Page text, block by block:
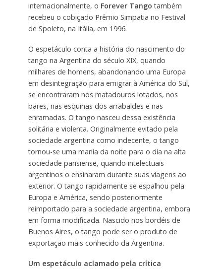
internacionalmente, o Forever Tango também
recebeu o cobiçado Prêmio Simpatia no Festival
de Spoleto, na Itália, em 1996.
O espetáculo conta a história do nascimento do
tango na Argentina do século XIX, quando
milhares de homens, abandonando uma Europa
em desintegração para emigrar à América do Sul,
se encontraram nos matadouros lotados, nos
bares, nas esquinas dos arrabaldes e nas
enramadas. O tango nasceu dessa existência
solitária e violenta. Originalmente evitado pela
sociedade argentina como indecente, o tango
tornou-se uma mania da noite para o dia na alta
sociedade parisiense, quando intelectuais
argentinos o ensinaram durante suas viagens ao
exterior. O tango rapidamente se espalhou pela
Europa e América, sendo posteriormente
reimportado para a sociedade argentina, embora
em forma modificada. Nascido nos bordéis de
Buenos Aires, o tango pode ser o produto de
exportação mais conhecido da Argentina.
Um espetáculo aclamado pela crítica